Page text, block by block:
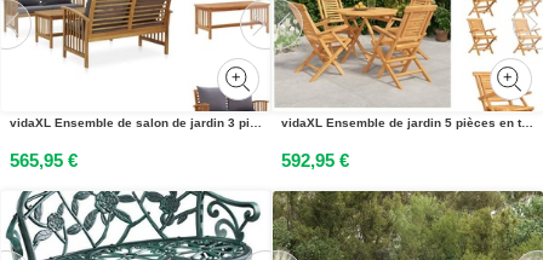
vidaXL Ensemble de salon de jardin 3 pièces avec coussins en bois massif dacacia - Ensembles de meubles de jardin
565,95 €
vidaXL Ensemble de jardin 5 pièces en teck massif - Ensemble de meubles de jardin
592,95 €